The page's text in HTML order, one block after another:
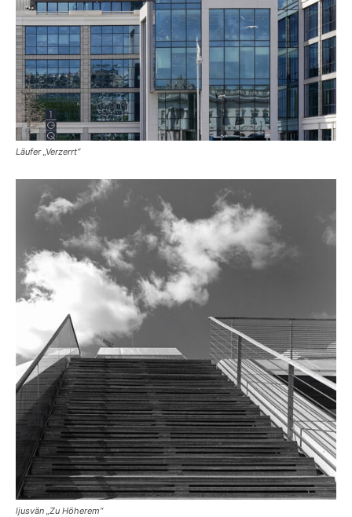
Läufer „Verzerrt“
ljusvän „Zu Höherem“